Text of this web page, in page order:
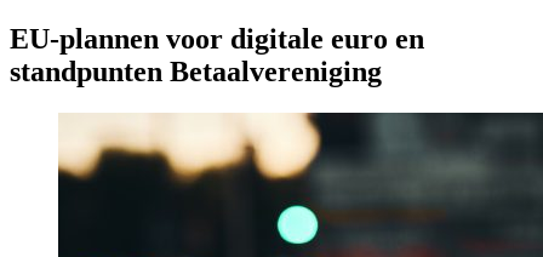
EU-plannen voor digitale euro en
standpunten Betaalvereniging